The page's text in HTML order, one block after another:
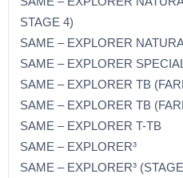
STAGE 4)
SAME – EXPLORER
SAME – EXPLORER
SAME – EXPLORER TB
SAME – EXPLORER TB
SAME – EXPLORER T-TB
SAME – EXPLORER³
SAME – EXPLORER³